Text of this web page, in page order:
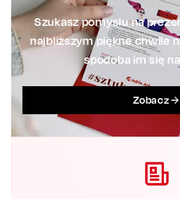
Szukasz pomysłu na
najbliższym piękne chwile
spodoba im się
Zobacz